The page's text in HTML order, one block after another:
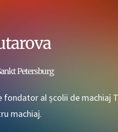
Petersburg
fondator al școlii de machiaj
machiaj.